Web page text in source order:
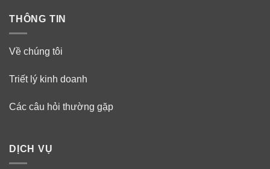
THÔNG TIN
Về chúng tôi
Triết lý kinh doanh
Các câu hỏi thường gặp
DỊCH VỤ